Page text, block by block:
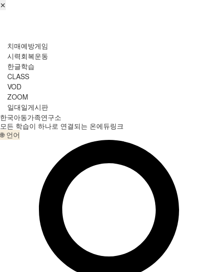
✕
Menu치매예방게임
시력회복운동
한글학습
CLASS
VOD
ZOOM
일대일게시판
한국아동가족연구소
모든 학습이 하나로 연결되는 온에듀링크
🌐 언어